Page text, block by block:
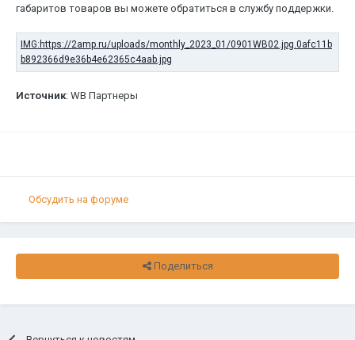
габаритов товаров вы можете обратиться в службу поддержки.
Источник: WB Партнеры
Обсудить на форуме
Поделиться